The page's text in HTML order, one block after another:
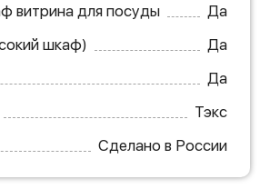
витрина для посуды
Да
шкаф)
Да
Да
Тэкс
Сделано в России